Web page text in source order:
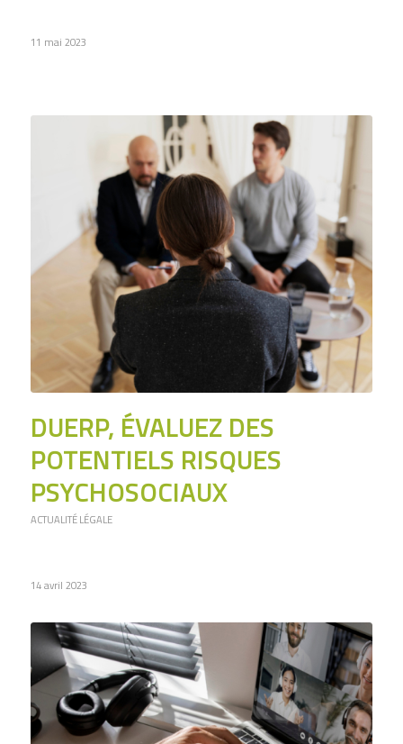
11 mai 2023
DUERP, ÉVALUEZ DES
POTENTIELS RISQUES
PSYCHOSOCIAUX
ACTUALITÉ LÉGALE
14 avril 2023